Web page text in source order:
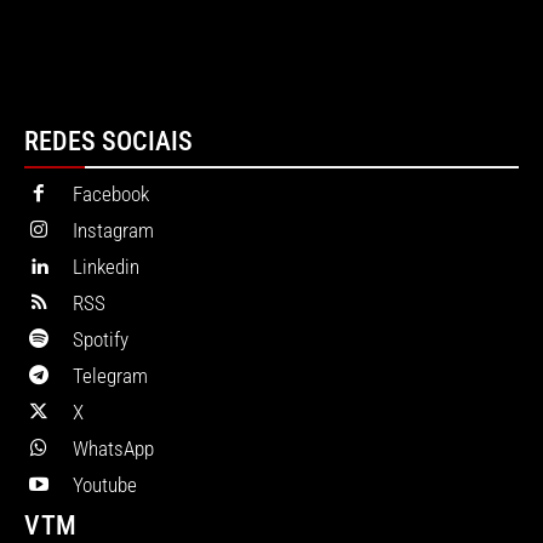
REDES SOCIAIS
Facebook
Instagram
Linkedin
RSS
Spotify
Telegram
X
WhatsApp
Youtube
VTM